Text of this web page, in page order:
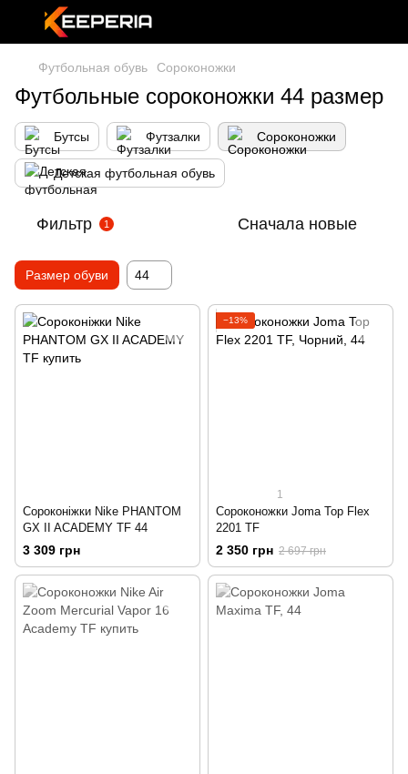
Футбольная обувь Сороконожки
Футбольные сороконожки 44 размер
Бутсы Футзалки Сороконожки
Детская футбольная обувь
Фильтр 1 Сначала новые
Размер обуви 44
Сороконіжки Nike PHANTOM
GX II ACADEMY TF 44
3 309 грн
−13%
1
Сороконожки Joma Top Flex
2201 TF
2 350 грн 2 697 грн